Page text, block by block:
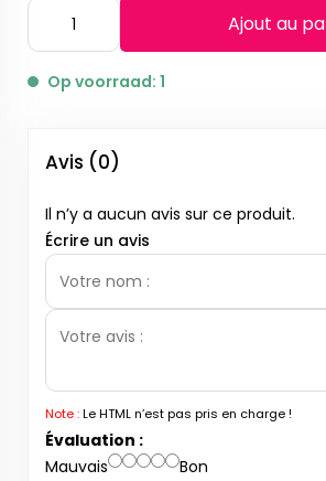
Ajout au
Op voorraad: 1
Avis (0)
Il n’y a aucun avis sur ce produit.
Écrire un avis
Note :Le HTML n’est pas pris en charge !
Évaluation :
Mauvais
Bon